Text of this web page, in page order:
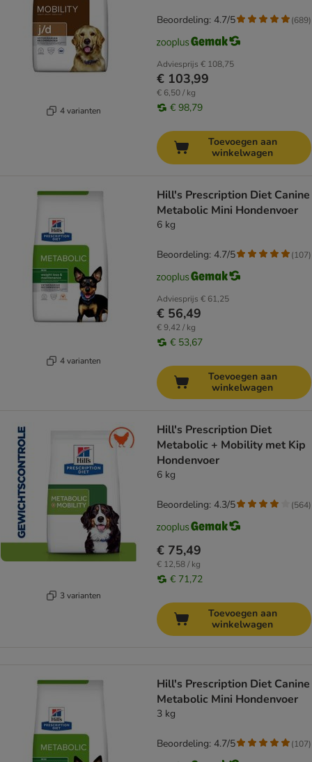
4 varianten
Adviesprijs € 108,75
€ 103,99
€ 6,50 / kg
€ 98,79
Beoordeling: 4.7/5 (689)
Toevoegen aan
winkelwagen
4 varianten
Hill's Prescription Diet Canine
Metabolic Mini Hondenvoer
6 kg
Adviesprijs € 61,25
€ 56,49
€ 9,42 / kg
€ 53,67
Beoordeling: 4.7/5 (107)
Toevoegen aan
winkelwagen
3 varianten
Hill's Prescription Diet
Metabolic + Mobility met Kip
Hondenvoer
6 kg
€ 75,49
€ 12,58 / kg
€ 71,72
Beoordeling: 4.3/5 (564)
Toevoegen aan
winkelwagen
Hill's Prescription Diet Canine
Metabolic Mini Hondenvoer
3 kg
Beoordeling: 4.7/5 (107)